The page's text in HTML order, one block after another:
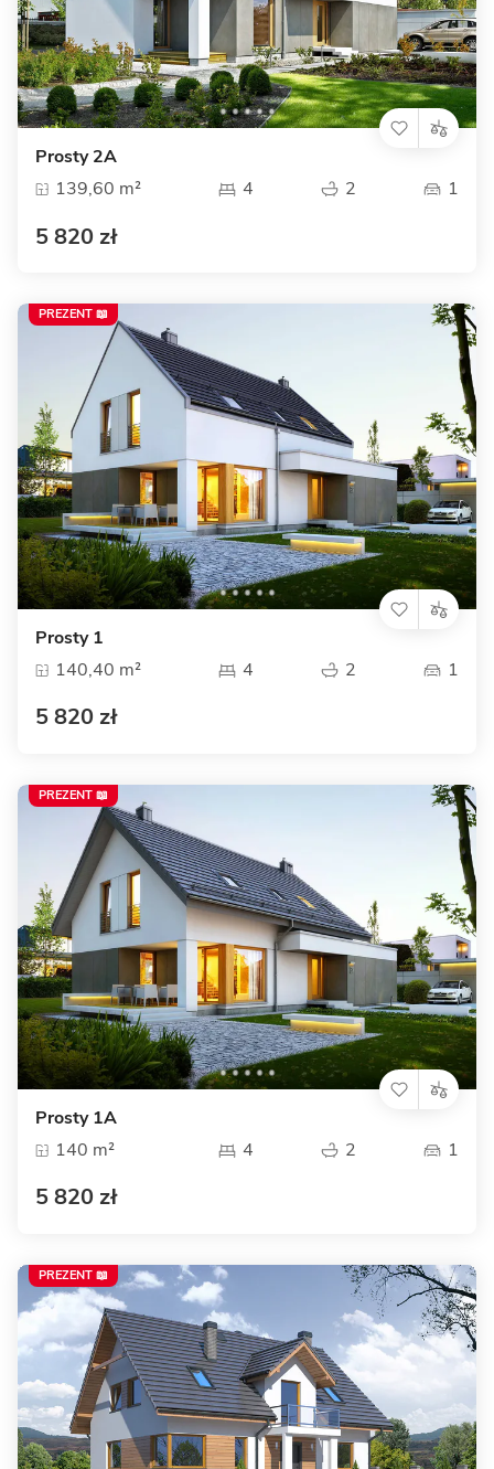
Prosty 2A
139,60 m²
4 2 1
5 820 zł
Prosty 1
140,40 m²
4 2 1
5 820 zł
PREZENT 📖
Prosty 1A
140 m²
4 2 1
5 820 zł
PREZENT 📖
PREZENT 📖